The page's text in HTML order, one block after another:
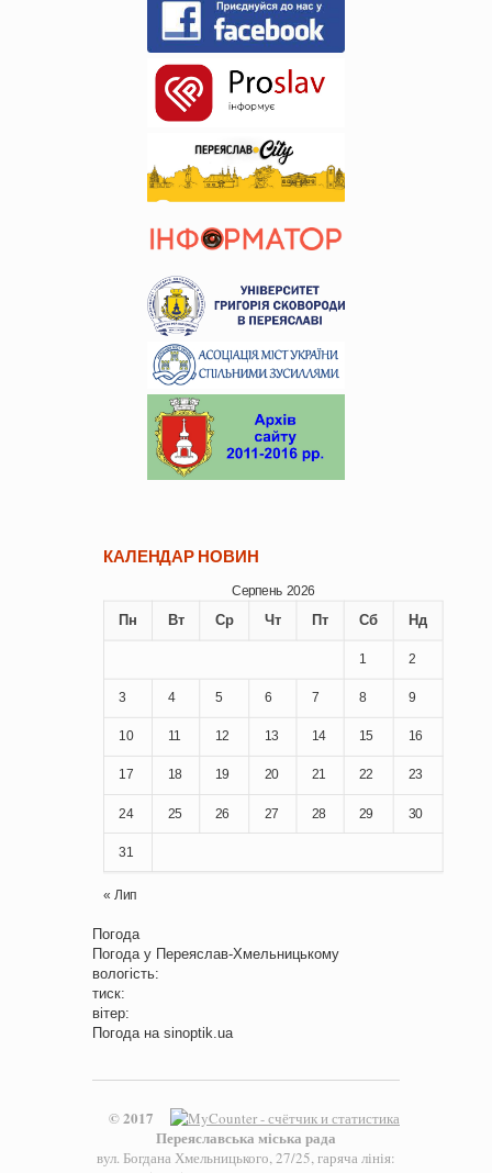
КАЛЕНДАР НОВИН
Серпень 2026
Пн Вт Ср Чт Пт Сб Нд
1 2
3 4 5 6 7 8 9
10 11 12 13 14 15 16
17 18 19 20 21 22 23
24 25 26 27 28 29 30
31
« Лип
Погода
Погода у Переяслав-Хмельницькому
вологість:
тиск:
вітер:
Погода на sinoptik.ua
© 2017
Переяславська міська рада
вул. Богдана Хмельницького, 27/25, гаряча лінія: